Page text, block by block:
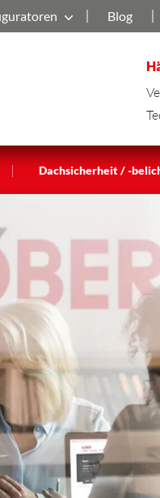
Blog
| Dachsicherheit / -